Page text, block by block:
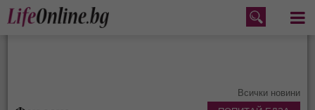
Меню
Всички новини